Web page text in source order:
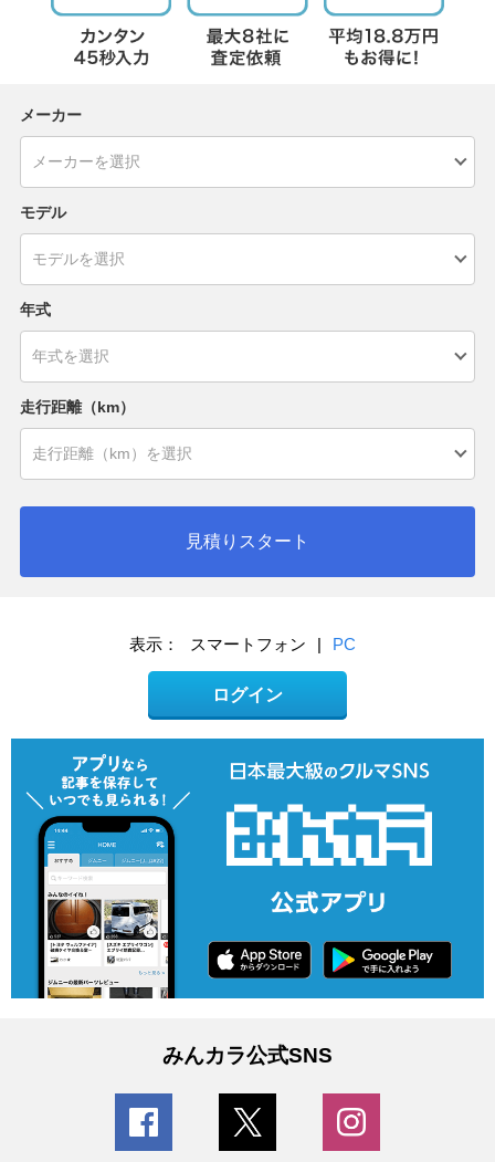
メーカー
モデル
年式
走行距離（km）
見積りスタート
表示： スマートフォン | PC
ログイン
みんカラ公式SNS